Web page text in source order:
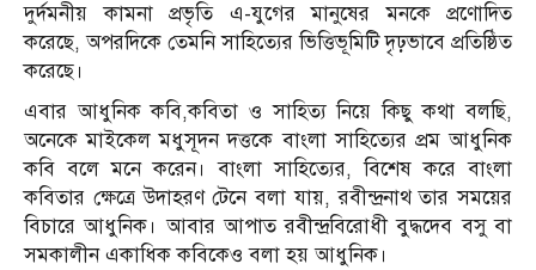
দুর্দমনীয় কামনা প্রভৃতি এ-যুগের মানুষের মনকে প্রণোদিত
করেছে, অপরদিকে তেমনি সাহিত্যের ভিত্তিভূমিটি দৃঢ়ভাবে প্রতিষ্ঠিত
করেছে।
এবার আধুনিক কবি,কবিতা ও সাহিত্য নিয়ে কিছু কথা বলছি,
অনেকে মাইকেল মধুসূদন দত্তকে বাংলা সাহিত্যের প্রম আধুনিক
কবি বলে মনে করেন। বাংলা সাহিত্যের, বিশেষ করে বাংলা
কবিতার ক্ষেত্রে উদাহরণ টেনে বলা যায়, রবীন্দ্রনাথ তার সময়ের
বিচারে আধুনিক। আবার আপাত রবীন্দ্রবিরোধী বুদ্ধদেব বসু বা
সমকালীন একাধিক কবিকেও বলা হয় আধুনিক।